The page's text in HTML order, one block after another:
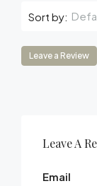
Sort by:
Leave a Review
Leave A
Email